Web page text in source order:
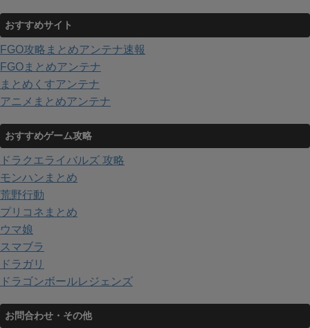
おすすめサイト
FGO攻略まとめアンテナ速報
FGOまとめアンテナ
まとめくすアンテナ
アニメまとめアンテナ
おすすめゲーム攻略
ドラクエライバルズ 攻略
モンハンまとめ
荒野行動
プリコネまとめ
ウマ娘
スマブラ
ドラガリ
ドラゴンボールレジェンズ
お問合わせ・その他